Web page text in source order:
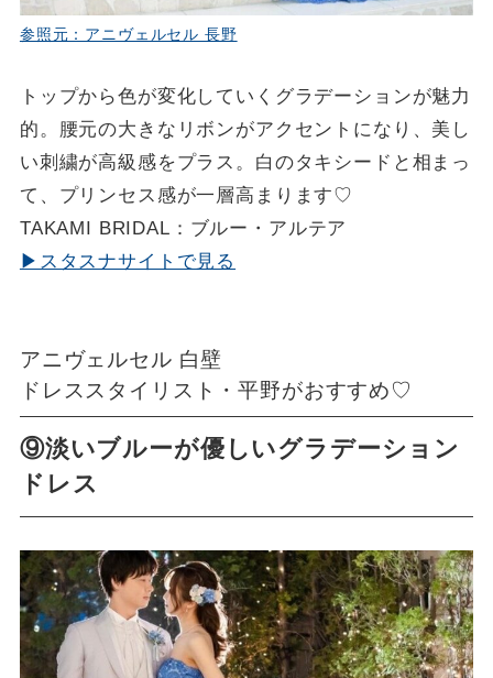
参照元：アニヴェルセル 長野
トップから色が変化していくグラデーションが魅力
的。腰元の大きなリボンがアクセントになり、美し
い刺繍が高級感をプラス。白のタキシードと相まっ
て、プリンセス感が一層高まります♡
TAKAMI BRIDAL：ブルー・アルテア
▶スタスナサイトで見る
アニヴェルセル 白壁
ドレススタイリスト・平野がおすすめ♡
⑨淡いブルーが優しいグラデーション
ドレス